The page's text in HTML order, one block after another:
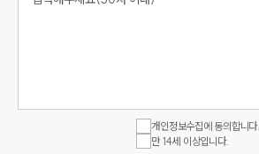
개인정보수집에 동의합니다.
만 14세 이상입니다.